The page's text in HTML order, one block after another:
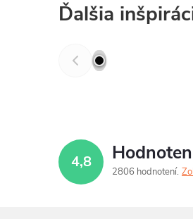
Ďalšia
4,8
2806 hodnotení